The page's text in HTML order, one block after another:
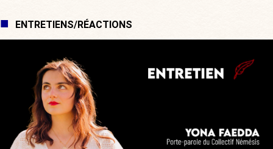
ENTRETIENS/RÉACTIONS